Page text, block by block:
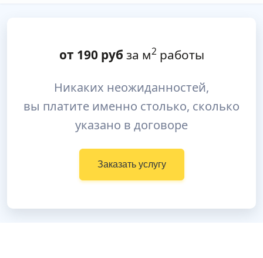
от 190руб за м2работы
Никаких неожиданностей,
вы платите именно столько, сколько
указано в договоре
Заказать услугу